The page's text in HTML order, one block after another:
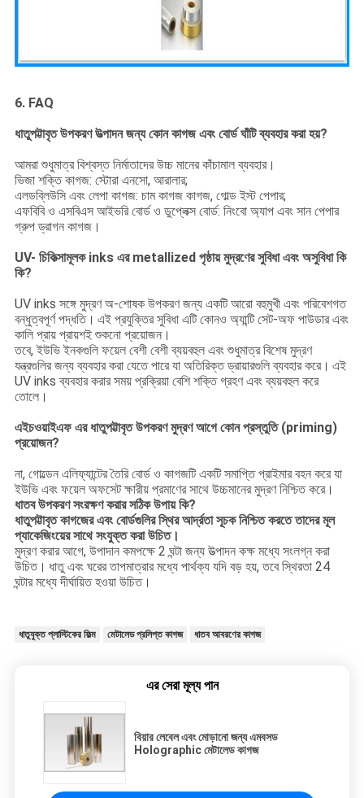
6. FAQ
ধাতুপট্টাবৃত উপকরণ উত্পাদন জন্য কোন কাগজ এবং বোর্ড ঘাঁটি ব্যবহার করা হয়?
আমরা শুধুমাত্র বিশ্বস্ত নির্মাতাদের উচ্চ মানের কাঁচামাল ব্যবহার।
ভিজা শক্তি কাগজ: স্টোরা এনসো, আরালার;
এলডব্লিউসি এবং লেপা কাগজ: চাম কাগজ কাগজ, গোল্ড ইস্ট পেপার;
এফবিবি ও এসবিএস আইভরি বোর্ড ও ডুপ্লেক্স বোর্ড: নিংবো অ্যাপ এবং সান পেপার
গ্রুপ ড্রাগন কাগজ।
UV- চিকিত্সামূলক inks এর metallized পৃষ্ঠায় মুদ্রণের সুবিধা এবং অসুবিধা কি
কি?
UV inks সঙ্গে মুদ্রণ অ-শোষক উপকরণ জন্য একটি আরো বহুমুখী এবং পরিবেশগত
বন্ধুত্বপূর্ণ পদ্ধতি। এই প্রযুক্তির সুবিধা এটি কোনও অ্যান্টি সেট-অফ পাউডার এবং
কালি প্রায় প্রায়শই শুকনো প্রয়োজন।
তবে, ইউভি ইনকগুলি ফয়েল বেশী বেশী ব্যয়বহুল এবং শুধুমাত্র বিশেষ মুদ্রণ
যন্ত্রগুলির জন্য ব্যবহার করা যেতে পারে যা অতিরিক্ত ড্রায়ারগুলি ব্যবহার করে। এই
UV inks ব্যবহার করার সময় প্রক্রিয়া বেশি শক্তি গ্রহণ এবং ব্যয়বহুল করে
তোলে।
এইচওয়াইএফ এর ধাতুপট্টাবৃত উপকরণ মুদ্রণ আগে কোন প্রস্তুতি (priming)
প্রয়োজন?
না, গোল্ডেন এলিফ্যান্টের তৈরি বোর্ড ও কাগজটি একটি সমাপ্তি প্রাইমার বহন করে যা
ইউভি এবং ফয়েল অফসেট ক্ষারীয় প্রমাণের সাথে উচ্চমানের মুদ্রণ নিশ্চিত করে।
ধাতব উপকরণ সংরক্ষণ করার সঠিক উপায় কি?
ধাতুপট্টাবৃত কাগজের এবং বোর্ডগুলির স্থির আর্দ্রতা সূচক নিশ্চিত করতে তাদের মূল
প্যাকেজিংয়ের সাথে সংযুক্ত করা উচিত।
মুদ্রণ করার আগে, উপাদান কমপক্ষে 2 ঘন্টা জন্য উত্পাদন কক্ষ মধ্যে সংলগ্ন করা
উচিত। ধাতু এবং ঘরের তাপমাত্রার মধ্যে পার্থক্য যদি বড় হয়, তবে স্থিরতা 24
ঘন্টার মধ্যে দীর্ঘায়িত হওয়া উচিত।
ধাতুযুক্ত প্লাস্টিকের ফিল্ম মেটালেড প্রলিপ্ত কাগজ ধাতব আবরণের কাগজ
এর সেরা মূল্য পান
বিয়ার লেবেল এবং মোড়ানো জন্য এমবসড
Holographic মেটালেড কাগজ